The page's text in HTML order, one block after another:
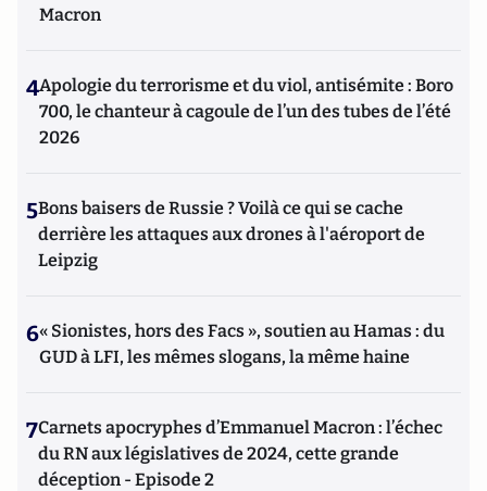
Macron
4Apologie du terrorisme et du viol, antisémite : Boro
700, le chanteur à cagoule de l’un des tubes de l’été
2026
5Bons baisers de Russie ? Voilà ce qui se cache
derrière les attaques aux drones à l'aéroport de
Leipzig
6« Sionistes, hors des Facs », soutien au Hamas : du
GUD à LFI, les mêmes slogans, la même haine
7Carnets apocryphes d’Emmanuel Macron : l’échec
du RN aux législatives de 2024, cette grande
déception - Episode 2